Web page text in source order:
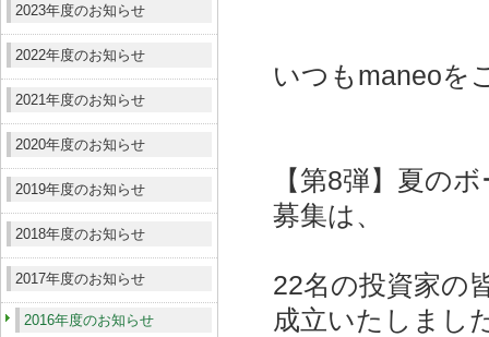
2023年度のお知らせ
2022年度のお知らせ
2021年度のお知らせ
2020年度のお知らせ
2019年度のお知らせ
2018年度のお知らせ
2017年度のお知らせ
2016年度のお知らせ
いつもmaneoを
【第8弾】夏の
募集は、
22名の投資家の
成立いたしまし